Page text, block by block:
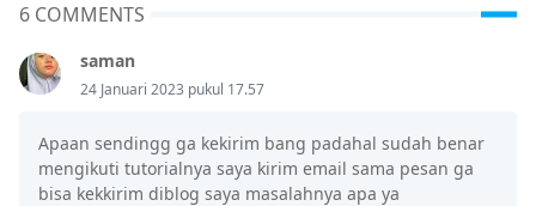
6 COMMENTS
saman
24 Januari 2023 pukul 17.57
Apaan sendingg ga kekirim bang padahal sudah benar
mengikuti tutorialnya saya kirim email sama pesan ga
bisa kekkirim diblog saya masalahnya apa ya